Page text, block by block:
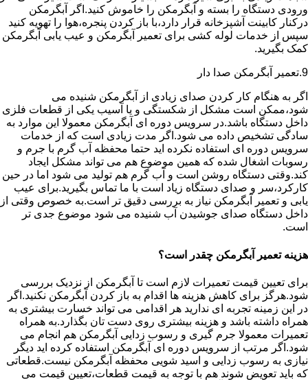
ورودی دستگاه را بسته و آبگرمکن را خاموش کنید.اگر آبگرمکن
درکنار کابینت آشپزخانه قرار دارد،با باز کردن پنجره،هوا را تهویه کنید
سپس از خدمات لوله کشی برای تعمیر آبگرمکن و عیب یابی آبگرمکن
کمک بگیرید.
9.تعمیر آبگرمکن صدا دار
اگر به هنگام کار کردن صدای زیادی از آبگرمکن شنیده می
شود،ممکن است مشکل از شکستگی و یا آسیب یکی از قطعات فلزی
داخل دستگاه باشد.در سرویس دوره ای آبگرمکن معمولا این موارد به
سادگی تشخیص داده می شود.اگر مدت زیادی است که از خدمات
سرویس دوره ای استفاده نکرده اید حتما محفظه آب گرم با جرم و
رسوبات اشغال شده که همین موضوع هم می تواند مشکل ایجاد
کند.وقتی دستگاه روشن است و آب گرم هم تولید می شود اما در حین
کارکرد،سر و صدای دستگاه زیاد است با ما تماس بگیرید.برای عیب
یابی و تعمیر آبگرمکن نیاز به بررسی دقیق تر است.به خصوص وقتی از
داخل دستگاه صدای جوشیدن آب شنیده می شود موضوع جدی تر
است.
هزینه تعمیر آبگرمکن چقدر است؟
برای تعیین قیمت تعمیرات لازم است تا آبگرمکن از نزدیک بررسی
شود.هرگز برای کاهش هزینه ها اقدام به باز کردن آبگرمکن نکنید.اگر
در این زمینه تجربه ای ندارید هر اقدامی می تواند خسارت بیشتری به
همراه داشته باشد و هزینه بیشتری روی دست تان بگذارد.به همراه
تعمیرات معمولا جرم گیری و رسوب زدایی آبگرمکن هم انجام می
شود.اگر مرتب از سرویس دوره ای آبگرمکن استفاده کرده اید دیگر
نیازی به رسوب زدایی و اسید شویی محفظه آبگرمکن نیست.قطعاتی
که باید تعویض شوند هم با توجه به قیمت قطعات،تعیین قیمت می